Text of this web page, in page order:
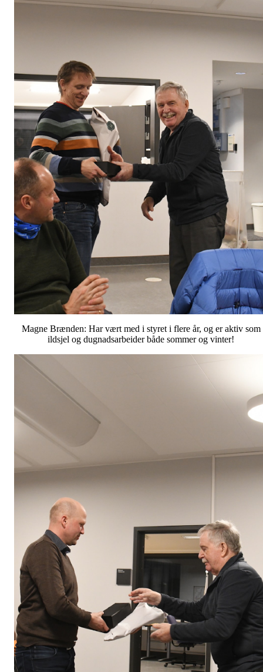
Magne Brænden: Har vært med i styret i flere år, og er aktiv som
ildsjel og dugnadsarbeider både sommer og vinter!